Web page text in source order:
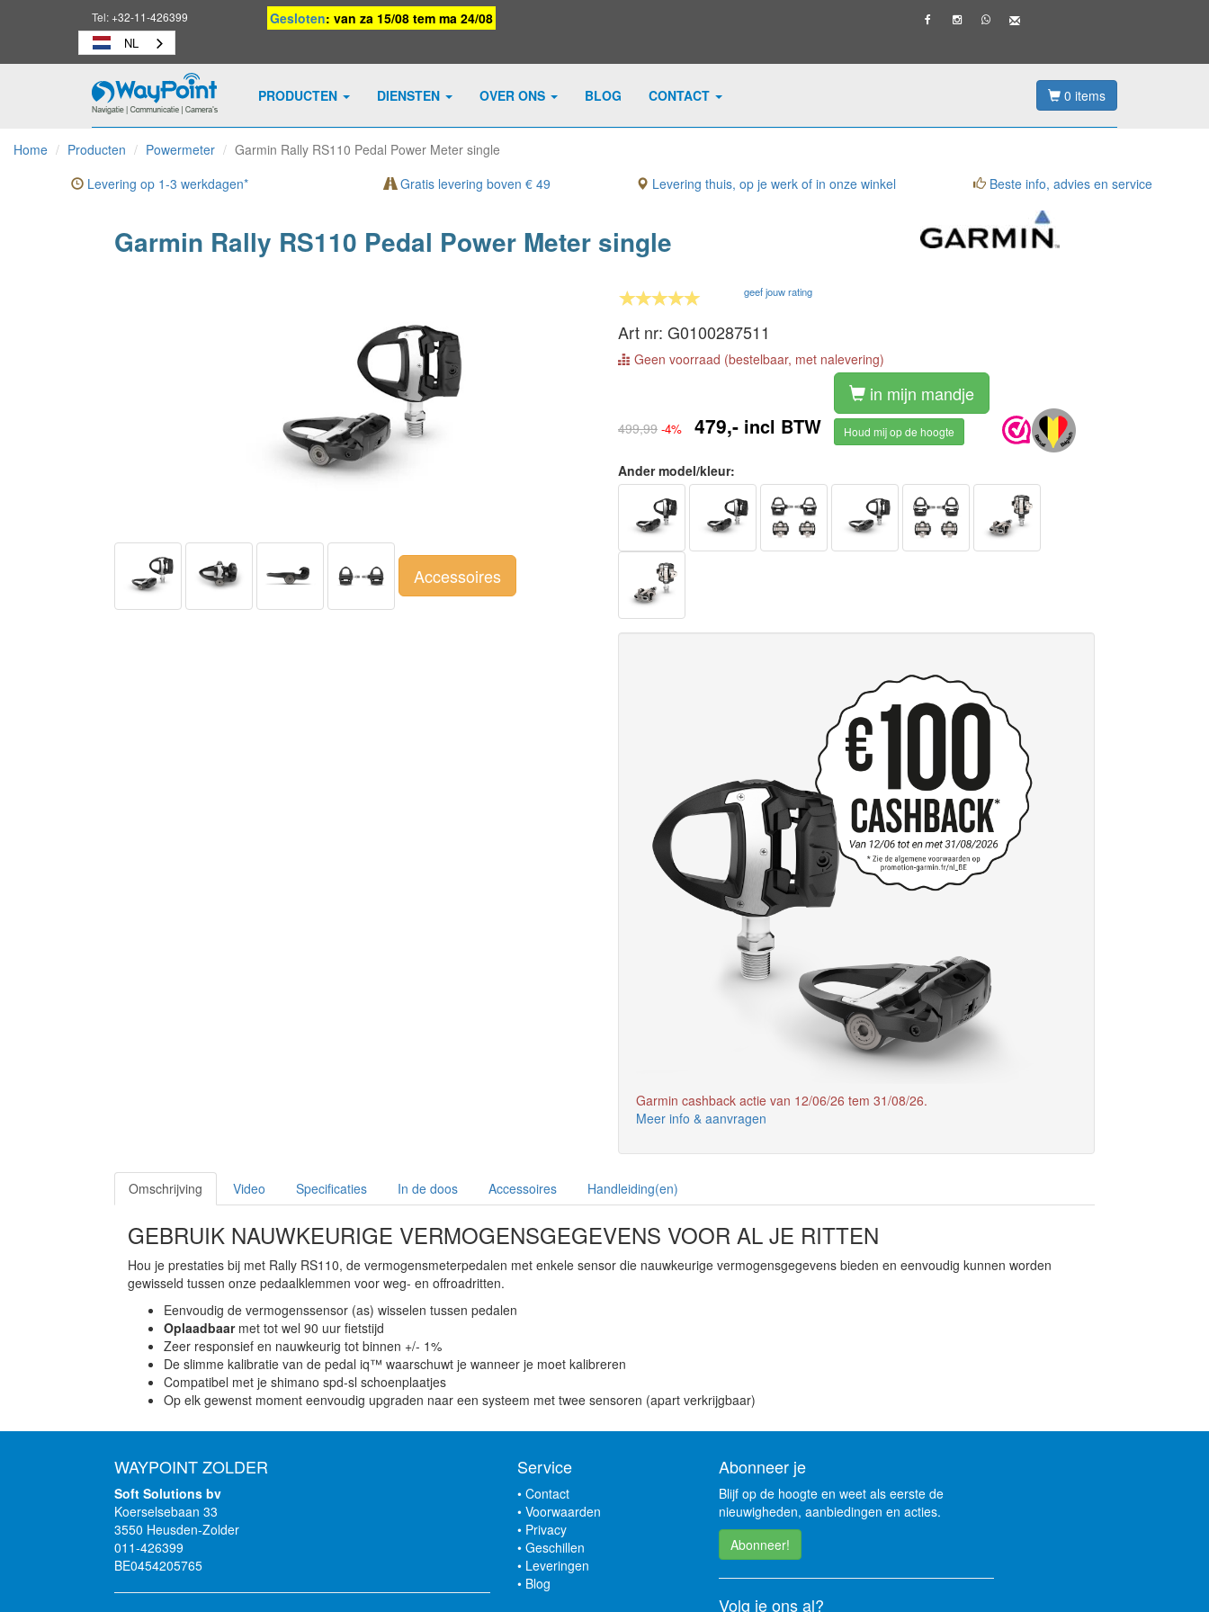
Tel:+32-11-426399 Gesloten: van za 15/08 tem ma 24/08
NL
Waypoint
-
naar
homepage
PRODUCTEN DIENSTEN OVER ONS BLOG CONTACT 0 items
Home Producten Powermeter
Garmin Rally RS110 Pedal Power Meter single
Levering op 1-3 werkdagen*
Gratis levering boven € 49 Levering thuis, op je werk of in onze winkel Beste info, advies en service
Garmin Rally RS110 Pedal Power Meter single
Accessoires
geef jouw rating
Art nr: G0100287511
Geen voorraad (bestelbaar, met nalevering)
499,99 -4% 479,- incl BTW
in mijn mandje
Houd mij op de hoogte
Ander model/kleur:
Garmin cashback actie van 12/06/26 tem 31/08/26.
Meer info & aanvragen
Omschrijving Video Specificaties In de doos Accessoires Handleiding(en)
GEBRUIK NAUWKEURIGE VERMOGENS­GEGEVENS VOOR AL JE RITTEN
Hou je prestaties bij met Rally RS110, de vermogensmeterpedalen met enkele sensor die nauwkeurige vermogensgegevens bieden en eenvoudig kunnen worden
gewisseld tussen onze pedaalklemmen voor weg- en offroadritten.
Eenvoudig de vermogenssensor (as) wisselen tussen pedalen
Oplaadbaarmet tot wel 90 uur fietstijd
Zeer responsief en nauwkeurig tot binnen +/- 1%
De slimme kalibratie van de pedal iq™ waarschuwt je wanneer je moet kalibreren
Compatibel met je shimano spd-sl schoenplaatjes
Op elk gewenst moment eenvoudig upgraden naar een systeem met twee sensoren (apart verkrijgbaar)
WAYPOINT ZOLDER
Soft Solutions bv
Koerselsebaan 33
3550 Heusden-Zolder
011-426399
BE0454205765
Service
• Contact
• Voorwaarden
• Privacy
• Geschillen
• Leveringen
• Blog
Abonneer je
Blijf op de hoogte en weet als eerste de
nieuwigheden, aanbiedingen en acties.
Abonneer!
Volg je ons al?